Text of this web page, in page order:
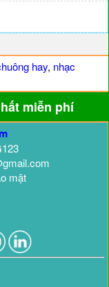
hay, nhạc
miễn phí
mật